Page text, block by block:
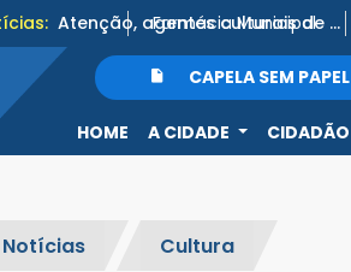
Atenção, agentes culturais de Capela do Alto! 🎭
Farmácia Municipal
CAPELA SEM PAPEL
HOME A CIDADE CIDADÃO
Notícias Cultura